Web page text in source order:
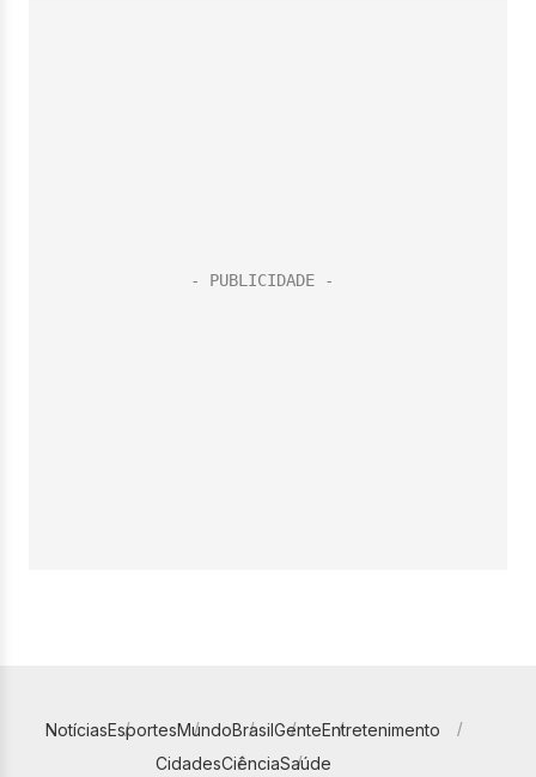
NotíciasEsportesMundoBrasilGenteEntretenimento
CidadesCiênciaSaúde